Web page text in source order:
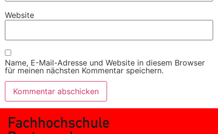
Website
Name, E-Mail-Adresse und Website in diesem Browser
für meinen nächsten Kommentar speichern.